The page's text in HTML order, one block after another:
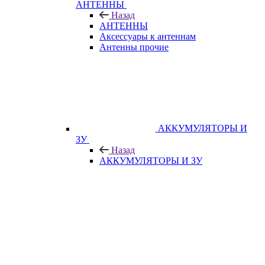
АНТЕННЫ
Назад
АНТЕННЫ
Аксессуары к антеннам
Антенны прочие
АККУМУЛЯТОРЫ И
ЗУ
Назад
АККУМУЛЯТОРЫ И ЗУ